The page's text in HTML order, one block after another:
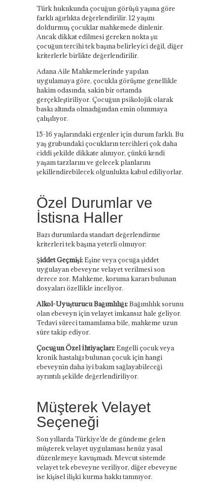
Türk hukukunda çocuğun görüşü yaşına göre
farklı ağırlıkta değerlendirilir. 12 yaşını
doldurmuş çocuklar mahkemede dinlenir.
Ancak dikkat edilmesi gereken nokta şu:
çocuğun tercihi tek başına belirleyici değil, diğer
kriterlerle birlikte değerlendirilir.
Adana Aile Mahkemelerinde yapılan
uygulamaya göre, çocukla görüşme genellikle
hakim odasında, sakin bir ortamda
gerçekleştiriliyor. Çocuğun psikolojik olarak
baskı altında olmadığından emin olunmaya
çalışılıyor.
15-16 yaşlarındaki ergenler için durum farklı. Bu
yaş grubundaki çocukların tercihleri çok daha
ciddi şekilde dikkate alınıyor, çünkü kendi
yaşam tarzlarını ve gelecek planlarını
şekillendirebilecek olgunlukta kabul ediliyorlar.
Özel Durumlar ve
İstisna Haller
Bazı durumlarda standart değerlendirme
kriterleri tek başına yeterli olmuyor:
Şiddet Geçmişi:Eşine veya çocuğa şiddet
uygulayan ebeveyne velayet verilmesi son
derece zor. Mahkeme, koruma kararı bulunan
dosyaları özellikle inceliyor.
Alkol-Uyuşturucu Bağımlılığı:Bağımlılık sorunu
olan ebeveyn için velayet imkansız hale geliyor.
Tedavi süreci tamamlansa bile, mahkeme uzun
süre takip ediyor.
Çocuğun Özel İhtiyaçları:Engelli çocuk veya
kronik hastalığı bulunan çocuk için hangi
ebeveynin daha iyi bakım sağlayabileceği
ayrıntılı şekilde değerlendiriliyor.
Müşterek Velayet
Seçeneği
Son yıllarda Türkiye’de de gündeme gelen
müşterek velayet uygulaması henüz yasal
düzenlemeye kavuşmadı. Mevcut sistemde
velayet tek ebeveyne veriliyor, diğer ebeveyne
ise kişisel ilişki kurma hakkı tanınıyor.